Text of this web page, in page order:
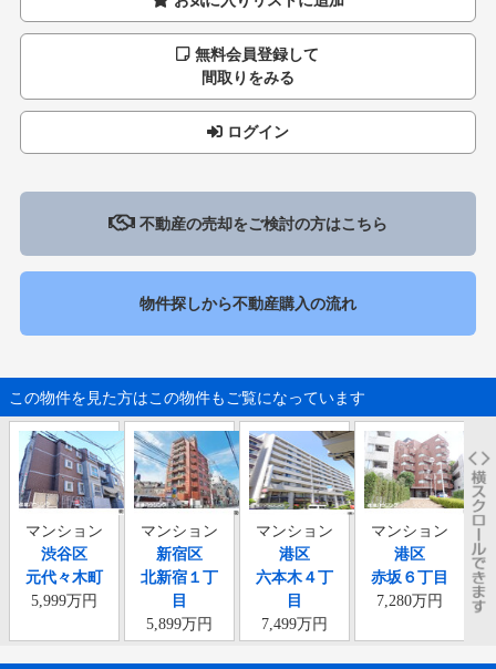
無料会員登録して
間取りをみる
ログイン
不動産の売却をご検討の方はこちら
物件探しから不動産購入の流れ
この物件を見た方はこの物件もご覧になっています
マンション
渋谷区
元代々木町
5,999万円
マンション
新宿区
北新宿１丁
目
5,899万円
マンション
港区
六本木４丁
目
7,499万円
マンション
港区
赤坂６丁目
7,280万円